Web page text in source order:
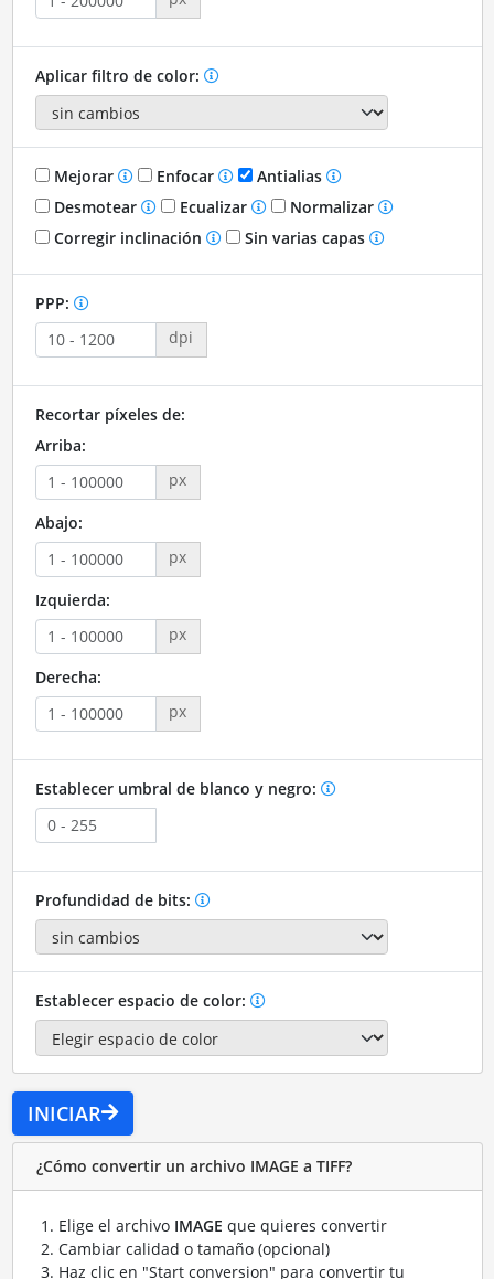
Aplicar filtro de color:
Mejorar Enfocar
Antialias
Desmotear
Ecualizar
Normalizar
Corregir inclinación
Sin varias capas
PPP:
dpi
Recortar píxeles de:
Arriba:
px
Abajo:
px
Izquierda:
px
Derecha:
px
Establecer umbral de blanco y negro:
Profundidad de bits:
Establecer espacio de color:
INICIAR
¿Cómo convertir un archivo IMAGE a TIFF?
Elige el archivo IMAGE que quieres convertir
Cambiar calidad o tamaño (opcional)
Haz clic en "Start conversion" para convertir tu